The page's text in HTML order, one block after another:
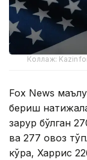
Коллаж:
Fox News
бериш
зарур бўлган
ва 277 овоз
кўра, Харрис